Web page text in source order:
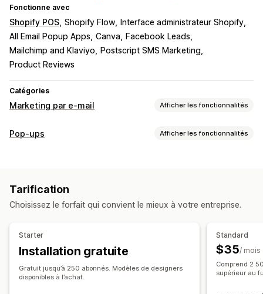
Fonctionne avec
Shopify POS Shopify Flow
Interface administrateur Shopify
All Email Popup Apps Canva
Facebook Leads
Mailchimp and Klaviyo
Postscript SMS Marketing
Product Reviews
Catégories
Marketing par e-mail Afficher les fonctionnalités
Types de campagnes
E-mails de vente croisée
E-mails de paiement
Intention de sortie
E-mails de bienvenue
E-mails de baisse des prix
E-mails d’alerte de réapprovisionnement
Pop-ups Afficher les fonctionnalités
Pop-ups de panier
Compte à rebours Newsletters Formulaires Bannières
Pop-ups de consentement
Pop-ups personnalisés
Gestion des pop-ups
Outil d’édition Modèles
Localisation
Tarification
Choisissez le forfait qui convient le mieux à votre entreprise.
Starter
Installation gratuite
Gratuit jusqu’à 250 abonnés. Modèles de designers
disponibles à l’achat.
Standard
$35/ mois
Comprend 2
supérieur au